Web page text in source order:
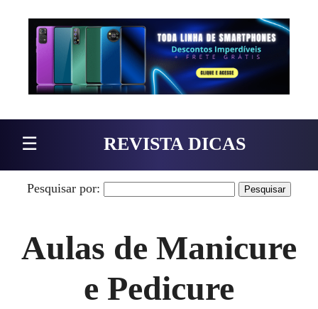
Pular para o conteúdo
☰ REVISTA DICAS
Pesquisar por:
Aulas de Manicure
e Pedicure